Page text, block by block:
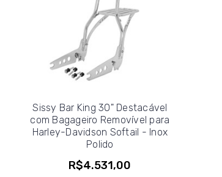
Sissy Bar King 30" Destacável
com Bagageiro Removível para
Harley-Davidson Softail - Inox
Polido
R$4.531,00